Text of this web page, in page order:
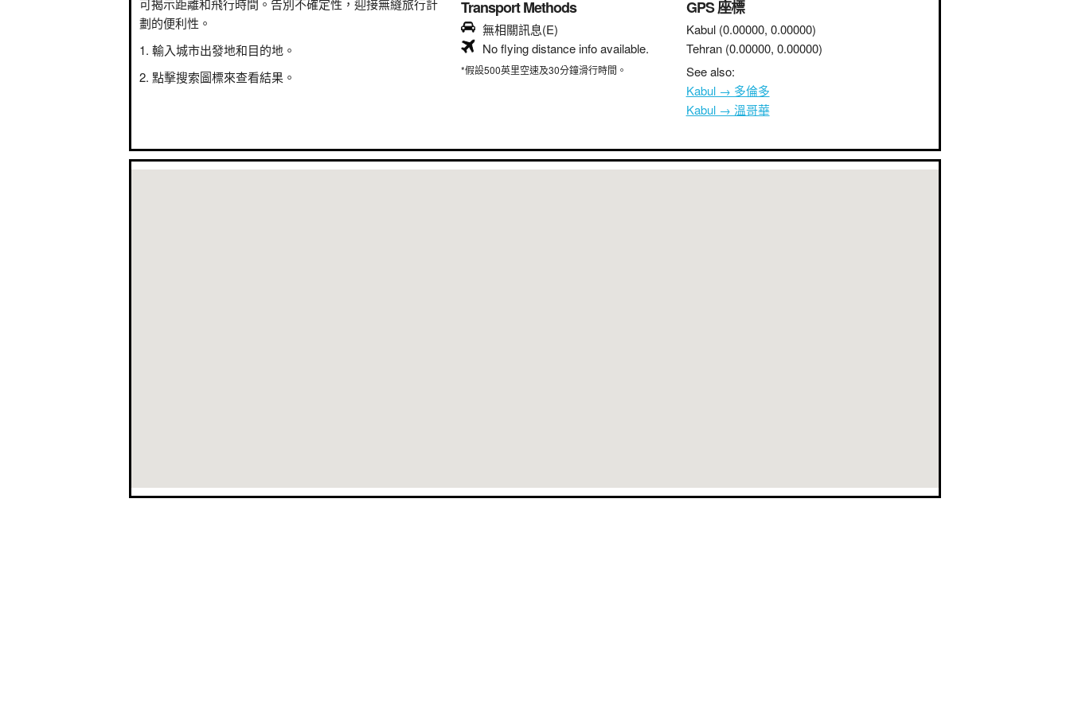
可揭示距離和飛行時間。告別不確定性，迎接無縫旅行計
劃的便利性。
輸入城市出發地和目的地。
點擊搜索圖標來查看結果。
Transport Methods
無相關訊息(E)
No flying distance info available.
*假設500英里空速及30分鐘滑行時間。
GPS 座標
Kabul (0.00000, 0.00000)
Tehran (0.00000, 0.00000)
See also:
Kabul → 多倫多
Kabul → 溫哥華